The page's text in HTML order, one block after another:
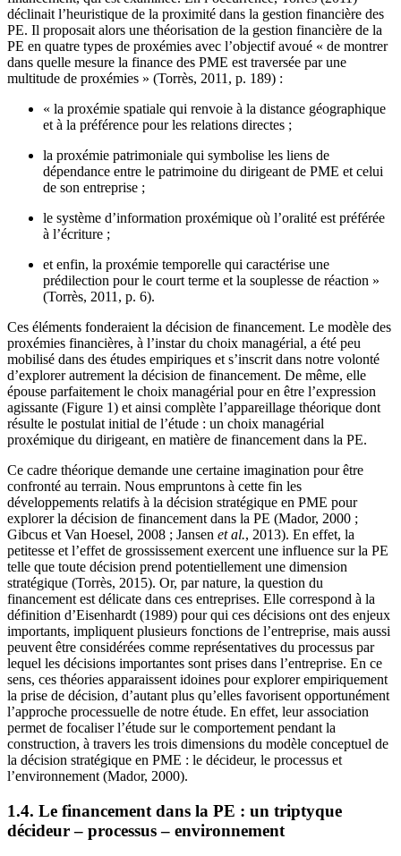
déclinait l’heuristique de la proximité dans la gestion financière des
PE. Il proposait alors une théorisation de la gestion financière de la
PE en quatre types de proxémies avec l’objectif avoué « de montrer
dans quelle mesure la finance des PME est traversée par une
multitude de proxémies » (Torrès, 2011, p. 189) :
« la proxémie spatiale qui renvoie à la distance géographique
et à la préférence pour les relations directes ;
la proxémie patrimoniale qui symbolise les liens de
dépendance entre le patrimoine du dirigeant de PME et celui
de son entreprise ;
le système d’information proxémique où l’oralité est préférée
à l’écriture ;
et enfin, la proxémie temporelle qui caractérise une
prédilection pour le court terme et la souplesse de réaction »
(Torrès, 2011, p. 6).
Ces éléments fonderaient la décision de financement. Le modèle des
proxémies financières, à l’instar du choix managérial, a été peu
mobilisé dans des études empiriques et s’inscrit dans notre volonté
d’explorer autrement la décision de financement. De même, elle
épouse parfaitement le choix managérial pour en être l’expression
agissante (Figure 1) et ainsi complète l’appareillage théorique dont
résulte le postulat initial de l’étude : un choix managérial
proxémique du dirigeant, en matière de financement dans la PE.
Ce cadre théorique demande une certaine imagination pour être
confronté au terrain. Nous empruntons à cette fin les
développements relatifs à la décision stratégique en PME pour
explorer la décision de financement dans la PE (Mador, 2000 ;
Gibcus et Van Hoesel, 2008 ; Jansen et al., 2013). En effet, la
petitesse et l’effet de grossissement exercent une influence sur la PE
telle que toute décision prend potentiellement une dimension
stratégique (Torrès, 2015). Or, par nature, la question du
financement est délicate dans ces entreprises. Elle correspond à la
définition d’Eisenhardt (1989) pour qui ces décisions ont des enjeux
importants, impliquent plusieurs fonctions de l’entreprise, mais aussi
peuvent être considérées comme représentatives du processus par
lequel les décisions importantes sont prises dans l’entreprise. En ce
sens, ces théories apparaissent idoines pour explorer empiriquement
la prise de décision, d’autant plus qu’elles favorisent opportunément
l’approche processuelle de notre étude. En effet, leur association
permet de focaliser l’étude sur le comportement pendant la
construction, à travers les trois dimensions du modèle conceptuel de
la décision stratégique en PME : le décideur, le processus et
l’environnement (Mador, 2000).
1.4. Le financement dans la PE : un triptyque
décideur – processus – environnement